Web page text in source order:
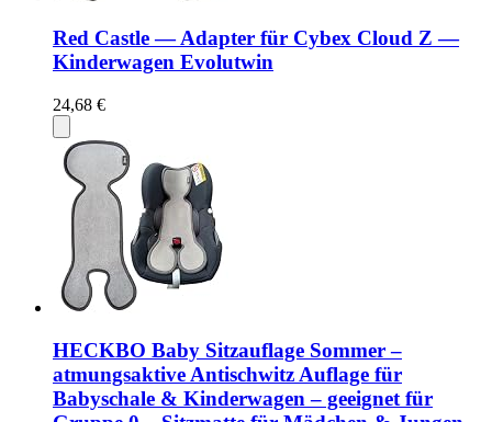
Red Castle — Adapter für Cybex Cloud Z —
Kinderwagen Evolutwin
24,68 €
HECKBO Baby Sitzauflage Sommer –
atmungsaktive Antischwitz Auflage für
Babyschale & Kinderwagen – geeignet für